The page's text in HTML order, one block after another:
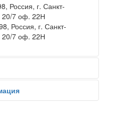
Россия, г. Санкт-
20/7 оф. 22Н
Россия, г. Санкт-
20/7 оф. 22Н